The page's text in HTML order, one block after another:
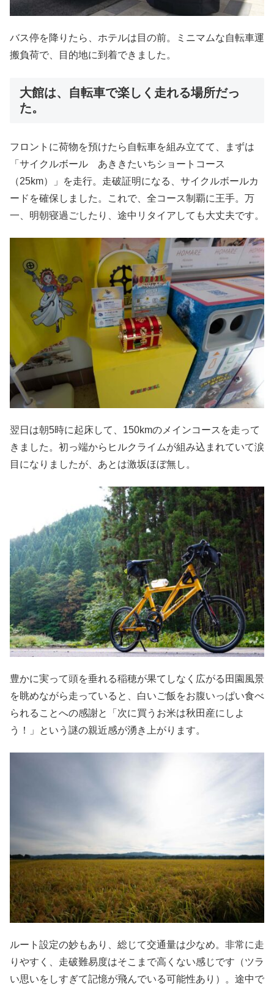
バス停を降りたら、ホテルは目の前。ミニマムな自転車運
搬負荷で、目的地に到着できました。
大館は、自転車で楽しく走れる場所だっ
た。
フロントに荷物を預けたら自転車を組み立てて、まずは
「サイクルボール あききたいちショートコース
（25km）」を走行。走破証明になる、サイクルボールカ
ードを確保しました。これで、全コース制覇に王手。万
一、明朝寝過ごしたり、途中リタイアしても大丈夫です。
翌日は朝5時に起床して、150kmのメインコースを走って
きました。初っ端からヒルクライムが組み込まれていて涙
目になりましたが、あとは激坂ほぼ無し。
豊かに実って頭を垂れる稲穂が果てしなく広がる田園風景
を眺めながら走っていると、白いご飯をお腹いっぱい食べ
られることへの感謝と「次に買うお米は秋田産にしよ
う！」という謎の親近感が湧き上がります。
ルート設定の妙もあり、総じて交通量は少なめ。非常に走
りやすく、走破難易度はそこまで高くない感じです（ツラ
い思いをしすぎて記憶が飛んでいる可能性あり）。途中で